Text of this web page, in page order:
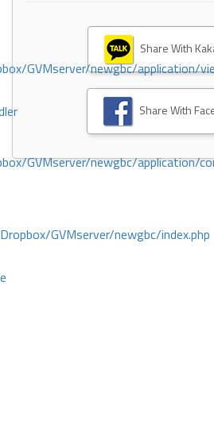
GVMserver/newgbc/application/
GVMserver/newgbc/application/
GVMserver/newgbc/index.php
Share With
Share With